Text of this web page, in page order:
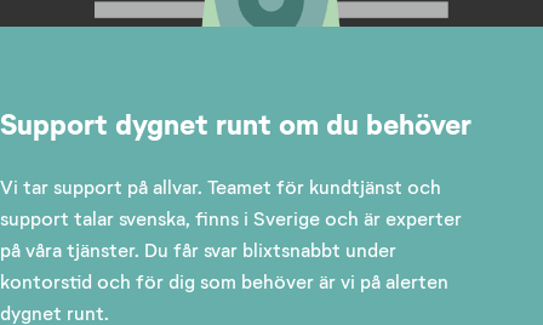
Support dygnet runt om du behöver
Vi tar support på allvar. Teamet för kundtjänst och
support talar svenska, finns i Sverige och är experter
på våra tjänster. Du får svar blixtsnabbt under
kontorstid och för dig som behöver är vi på alerten
dygnet runt.